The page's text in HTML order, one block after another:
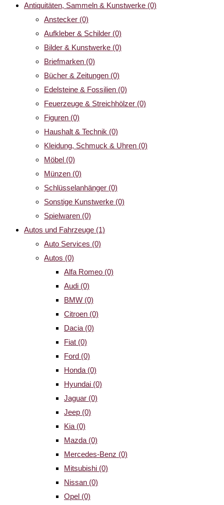
Antiquitäten, Sammeln & Kunstwerke (0)
Anstecker (0)
Aufkleber & Schilder (0)
Bilder & Kunstwerke (0)
Briefmarken (0)
Bücher & Zeitungen (0)
Edelsteine & Fossilien (0)
Feuerzeuge & Streichhölzer (0)
Figuren (0)
Haushalt & Technik (0)
Kleidung, Schmuck & Uhren (0)
Möbel (0)
Münzen (0)
Schlüsselanhänger (0)
Sonstige Kunstwerke (0)
Spielwaren (0)
Autos und Fahrzeuge (1)
Auto Services (0)
Autos (0)
Alfa Romeo (0)
Audi (0)
BMW (0)
Citroen (0)
Dacia (0)
Fiat (0)
Ford (0)
Honda (0)
Hyundai (0)
Jaguar (0)
Jeep (0)
Kia (0)
Mazda (0)
Mercedes-Benz (0)
Mitsubishi (0)
Nissan (0)
Opel (0)